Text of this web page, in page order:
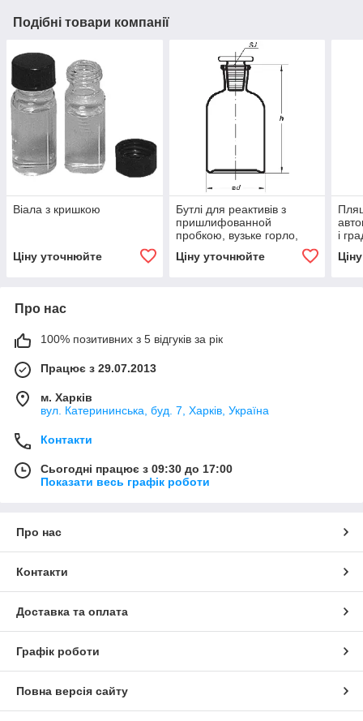
Подібні товари компанії
Віала з кришкою
Ціну уточнюйте
Бутлі для реактивів з
пришлифованной
пробкою, вузьке горло,
Ціну уточнюйте
і
Про нас
100% позитивних з 5 відгуків за рік
Працює з 29.07.2013
м. Харків
вул. Катерининська, буд. 7, Харків, Україна
Контакти
Сьогодні працює з 09:30 до 17:00
Показати весь графік роботи
Про нас
Контакти
Доставка та оплата
Графік роботи
Повна версія сайту